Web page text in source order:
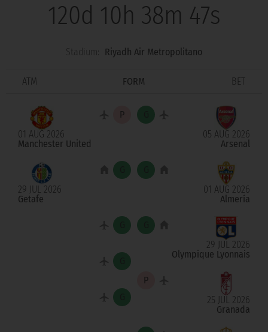
120d 10h 38m 46s
Stadium: Riyadh Air Metropolitano
ATM FORM BET
01 AUG 2026
Manchester United
29 JUL 2026
Getafe
05 AUG 2026
Arsenal
01 AUG 2026
Almería
29 JUL 2026
Olympique Lyonnais
25 JUL 2026
Granada